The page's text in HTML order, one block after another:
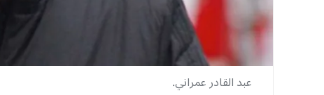
عبد القادر عمراني.